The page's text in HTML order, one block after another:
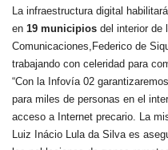
La infraestructura digital
en 19 municipios del interior de
Comunicaciones,Federico de
trabajando con celeridad para
“Con la Infovía 02
para miles de personas en el
acceso a Internet precario. La
Luiz Inácio Lula da Silva es